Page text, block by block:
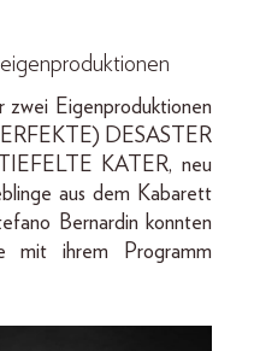
zwei Eigenproduktionen
DESASTER
KATER, neu
aus dem Kabarett
Bernardin konnten
mit ihrem Programm